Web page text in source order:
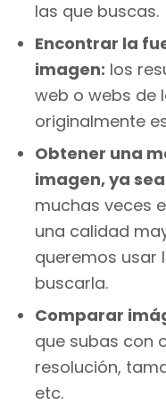
las que buscas.
Encontrar la
imagen: los
web o webs de
originalmente
Obtener una
imagen, ya
muchas veces
una calidad
queremos usar
buscarla.
Comparar
que subas con
resolución,
etc.